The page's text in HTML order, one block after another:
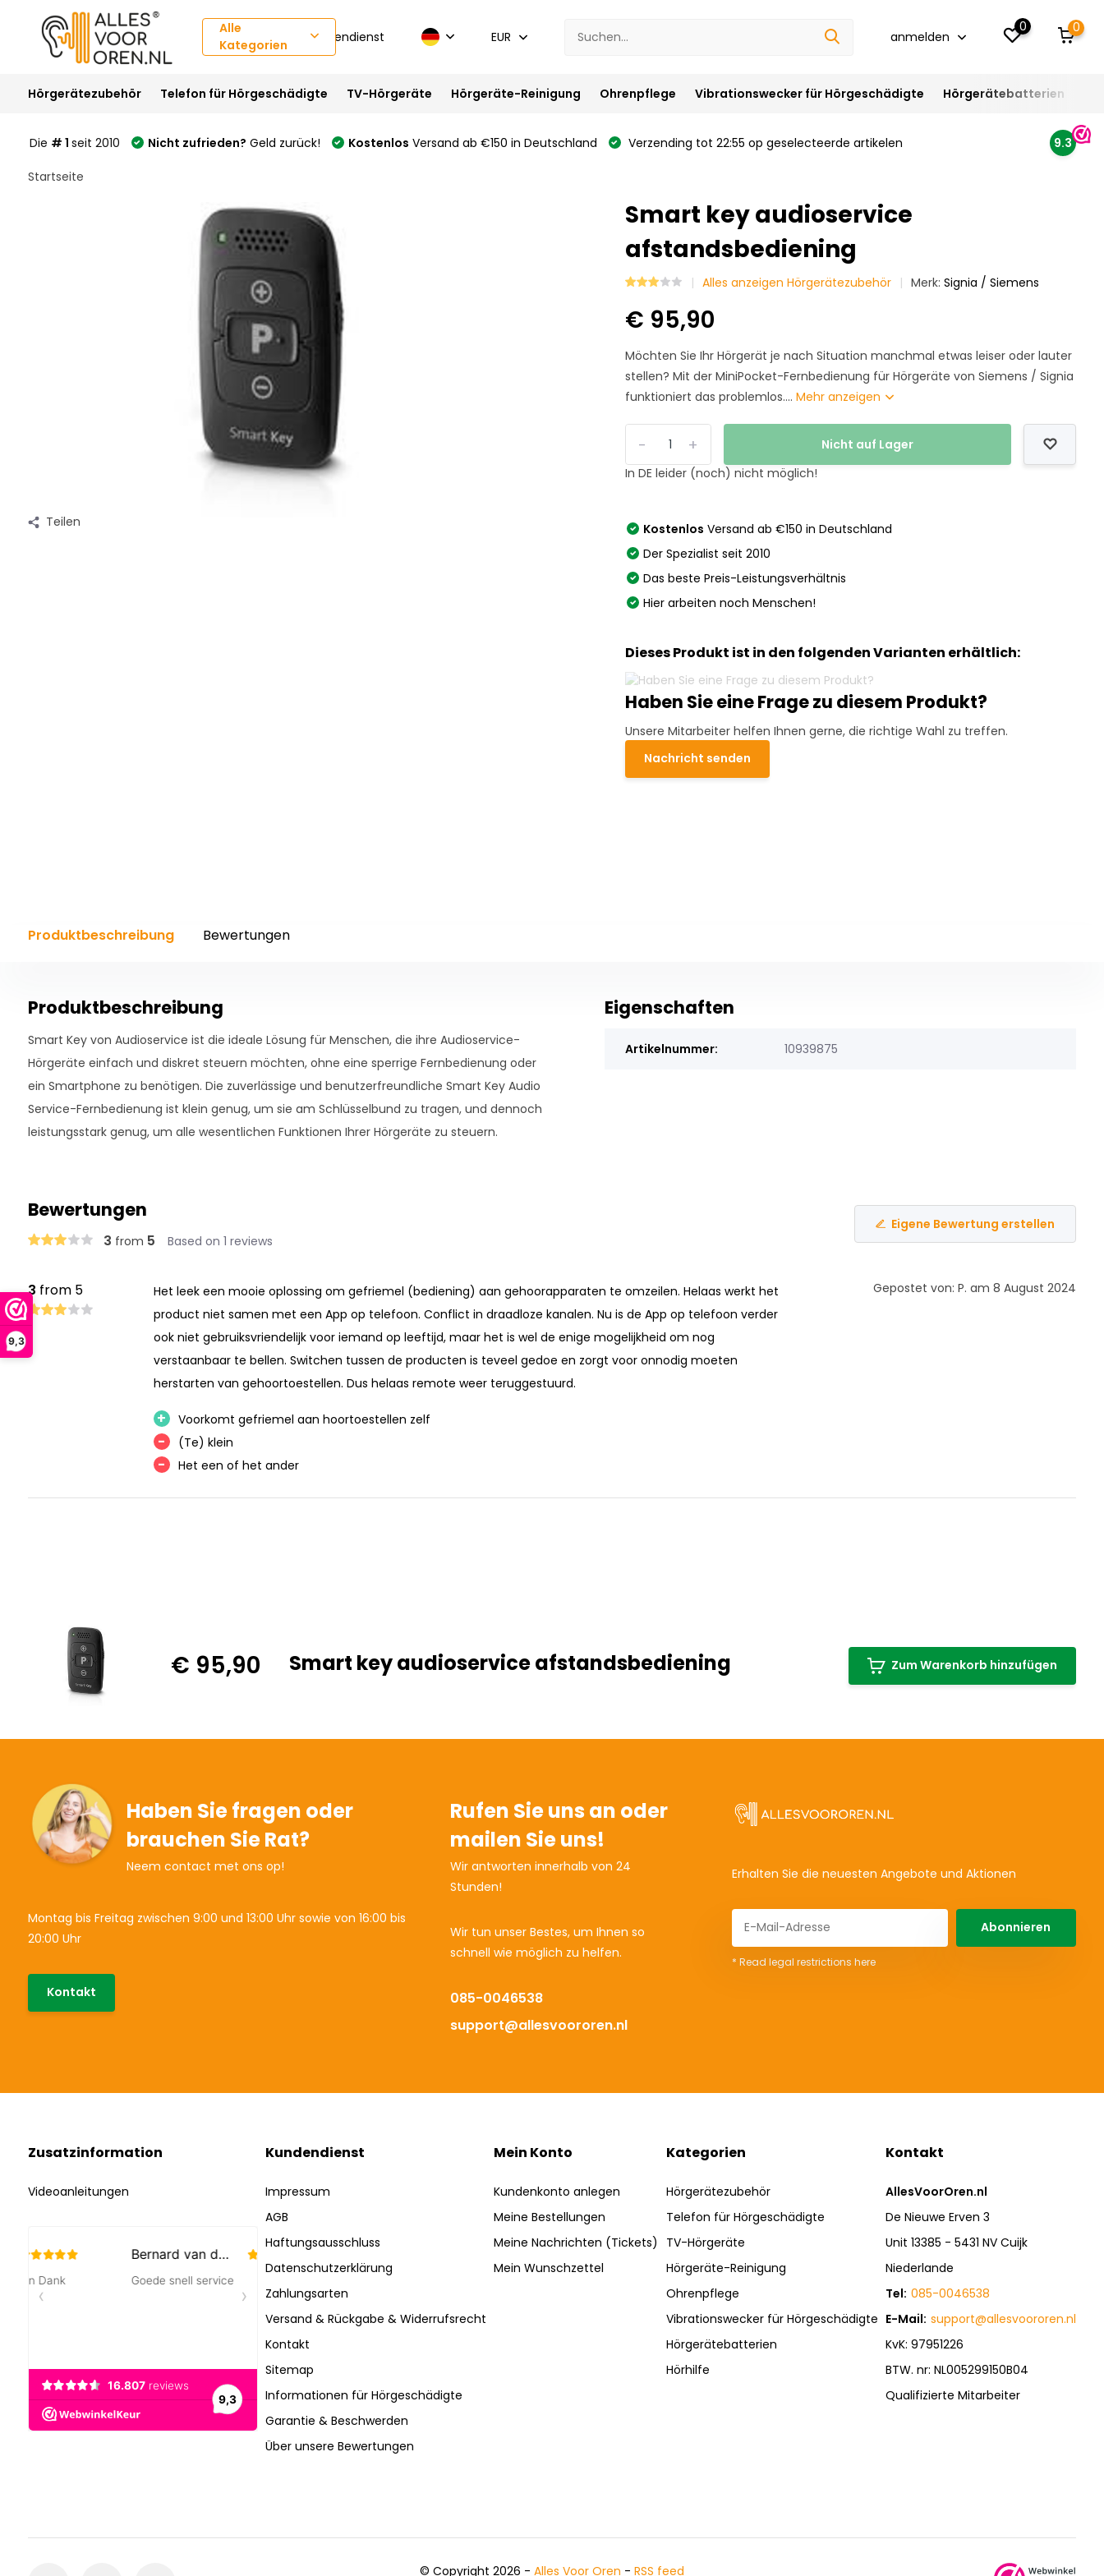
9,3
Alle
Kategorien
Kundendienst EUR anmelden
0 0
Hörgerätezubehör Telefon für Hörgeschädigte TV-Hörgeräte Hörgeräte-Reinigung Ohrenpflege Vibrationswecker für Hörgeschädigte Hörgerätebatterien
Die # 1 seit 2010 Nicht zufrieden? Geld zurück! Kostenlos Versand ab €150 in Deutschland Verzending tot 22:55 op geselecteerde artikelen 9.3
Startseite
Teilen
Smart key audioservice
afstandsbediening
Alles anzeigen Hörgerätezubehör Merk:Signia / Siemens
€ 95,90
Möchten Sie Ihr Hörgerät je nach Situation manchmal etwas leiser oder lauter
stellen? Mit der MiniPocket-Fernbedienung für Hörgeräte von Siemens / Signia
funktioniert das problemlos....Mehr anzeigen
+
-
Nicht auf Lager
In DE leider (noch) nicht möglich!
Kostenlos Versand ab €150 in Deutschland
Der Spezialist seit 2010
Das beste Preis-Leistungsverhältnis
Hier arbeiten noch Menschen!
Dieses Produkt ist in den folgenden Varianten erhältlich:
Haben Sie eine Frage zu diesem Produkt?
Unsere Mitarbeiter helfen Ihnen gerne, die richtige Wahl zu treffen.
Nachricht senden
Produktbeschreibung Bewertungen
Produktbeschreibung
Smart Key von Audioservice ist die ideale Lösung für Menschen, die ihre Audioservice-
Hörgeräte einfach und diskret steuern möchten, ohne eine sperrige Fernbedienung oder
ein Smartphone zu benötigen. Die zuverlässige und benutzerfreundliche Smart Key Audio
Service-Fernbedienung ist klein genug, um sie am Schlüsselbund zu tragen, und dennoch
leistungsstark genug, um alle wesentlichen Funktionen Ihrer Hörgeräte zu steuern.
Eigenschaften
Artikelnummer: 10939875
Bewertungen
3 from 5 Based on 1 reviews
Eigene Bewertung erstellen
3 from 5
Het leek een mooie oplossing om gefriemel (bediening) aan gehoorapparaten te omzeilen. Helaas werkt het
product niet samen met een App op telefoon. Conflict in draadloze kanalen. Nu is de App op telefoon verder
ook niet gebruiksvriendelijk voor iemand op leeftijd, maar het is wel de enige mogelijkheid om nog
verstaanbaar te bellen. Switchen tussen de producten is teveel gedoe en zorgt voor onnodig moeten
herstarten van gehoortoestellen. Dus helaas remote weer teruggestuurd.
+ Voorkomt gefriemel aan hoortoestellen zelf
- (Te) klein
- Het een of het ander
Gepostet von: P. am 8 August 2024
€ 95,90 Smart key audioservice afstandsbediening Zum Warenkorb hinzufügen
Haben Sie fragen oder
brauchen Sie Rat?
Neem contact met ons op!
Montag bis Freitag zwischen 9:00 und 13:00 Uhr sowie von 16:00 bis
20:00 Uhr
Kontakt
Rufen Sie uns an oder
mailen Sie uns!
Wir antworten innerhalb von 24
Stunden!
Wir tun unser Bestes, um Ihnen so
schnell wie möglich zu helfen.
085-0046538
support@allesvoororen.nl
Erhalten Sie die neuesten Angebote und Aktionen
Abonnieren
* Read legal restrictions here
Zusatzinformation
Videoanleitungen
Kundendienst
Impressum
AGB
Haftungsausschluss
Datenschutzerklärung
Zahlungsarten
Versand & Rückgabe & Widerrufsrecht
Kontakt
Sitemap
Informationen für Hörgeschädigte
Garantie & Beschwerden
Über unsere Bewertungen
Mein Konto
Kundenkonto anlegen
Meine Bestellungen
Meine Nachrichten (Tickets)
Mein Wunschzettel
Kategorien
Hörgerätezubehör
Telefon für Hörgeschädigte
TV-Hörgeräte
Hörgeräte-Reinigung
Ohrenpflege
Vibrationswecker für Hörgeschädigte
Hörgerätebatterien
Hörhilfe
Kontakt
AllesVoorOren.nl
De Nieuwe Erven 3
Unit 13385 - 5431 NV Cuijk
Niederlande
Tel: 085-0046538
E-Mail: support@allesvoororen.nl
KvK: 97951226
BTW. nr: NL005299150B04
Qualifizierte Mitarbeiter
© Copyright 2026 - Alles Voor Oren - RSS feed